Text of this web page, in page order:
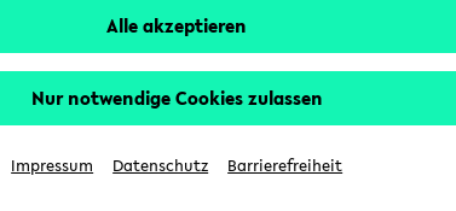
Hinweise zur Kombisuche
Sie können das eKVV nach diversen Kriterien
die für Sie interessant sind.
Alle akzeptieren
Nur notwendige Cookies zulassen
Impressum Datenschutz Barrierefreiheit